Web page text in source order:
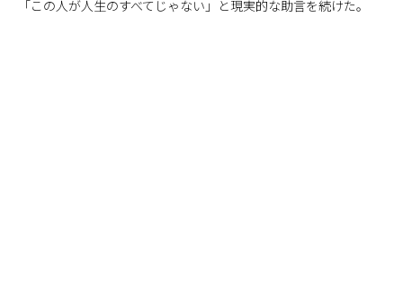
「この人が人生のすべてじゃない」と現実的な助言を続けた。